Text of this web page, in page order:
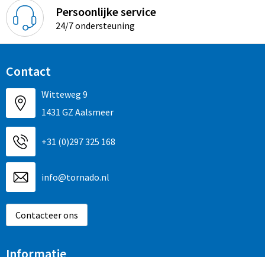
Persoonlijke service
24/7 ondersteuning
Contact
Witteweg 9
1431 GZ Aalsmeer
+31 (0)297 325 168
info@tornado.nl
Contacteer ons
Informatie